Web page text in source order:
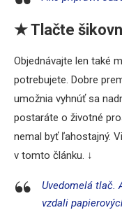
★Tlačte
Objednávajte len také
potrebujete. Dobre
umožnia vyhnúť sa
postaráte o životné
nemal byť ľahostajný.
v tomto článku. ↓
Uvedomelá tlač.
vzdali